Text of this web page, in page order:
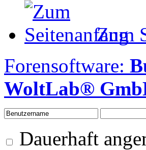
Zum
Forensoftware:
WoltLab®
Dauerhaft